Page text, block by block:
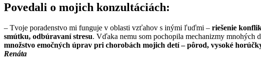
Povedali o mojich konzultáciách:
– Tvoje poradenstvo mi funguje v oblasti vzťahov s inými ľuďmi – riešenie
smútku, odbúravaní stresu. Vďaka nemu som pochopila mechanizmy mnohých
množstvo emočných úprav pri chorobách mojich detí – pôrod, vysoké
Renáta